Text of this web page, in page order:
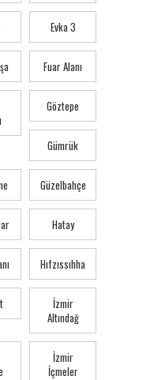
Evka 3
Fuar Alanı
Göztepe
Gümrük
Güzelbahçe
Hatay
Hıfzıssıhha
İzmir
Altındağ
İzmir
İçmeler